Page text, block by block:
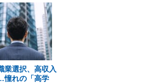
業選択、高収入
憧れの「高学